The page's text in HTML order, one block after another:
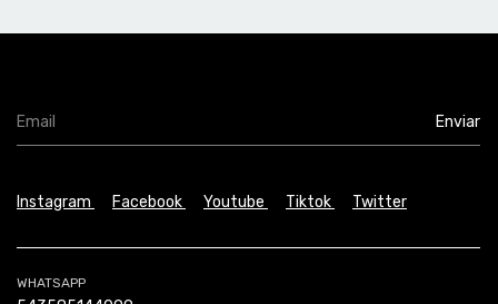
Instagram Facebook Youtube Tiktok Twitter
WHATSAPP